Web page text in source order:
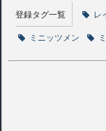
登録タグ一覧 レ
ミニッツメン